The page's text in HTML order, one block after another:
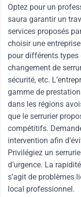
Optez pour un
saura garantir un
services proposés
choisir une
pour différents types
changement de
sécurité, etc.
gamme de
dans les régions
que le serrurier
compétitifs.
intervention afin
Privilégiez un
d’urgence. La
s’agit de problèmes
local professionnel.